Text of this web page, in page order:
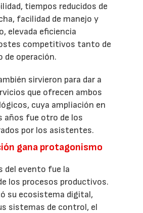
tiempos reducidos de
facilidad de manejo y
elevada eficiencia
competitivos tanto de
de operación.
sirvieron para dar a
que ofrecen ambos
cuya ampliación en
años fue otro de los
por los asistentes.
gana protagonismo
del evento fue la
los procesos productivos.
su ecosistema digital,
sistemas de control, el